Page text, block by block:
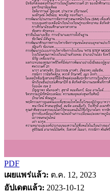
PDF
เผยแพร่แล้ว: ต.ค. 12, 2023
อัปเดตแล้ว: 2023-10-12